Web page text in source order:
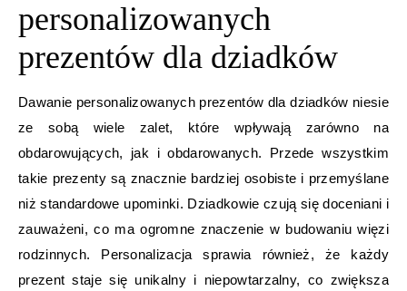
personalizowanych
prezentów dla dziadków
Dawanie personalizowanych prezentów dla dziadków niesie
ze sobą wiele zalet, które wpływają zarówno na
obdarowujących, jak i obdarowanych. Przede wszystkim
takie prezenty są znacznie bardziej osobiste i przemyślane
niż standardowe upominki. Dziadkowie czują się doceniani i
zauważeni, co ma ogromne znaczenie w budowaniu więzi
rodzinnych. Personalizacja sprawia również, że każdy
prezent staje się unikalny i niepowtarzalny, co zwiększa